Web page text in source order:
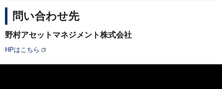
問い合わせ先
野村アセットマネジメント株式会社
HPはこちら